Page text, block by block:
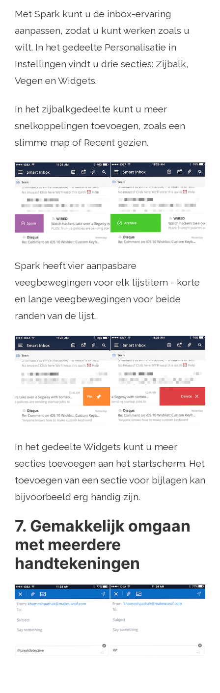
Met Spark kunt u de inbox-ervaring
aanpassen, zodat u kunt werken zoals u
wilt. In het gedeelte Personalisatie in
Instellingen vindt u drie secties: Zijbalk,
Vegen en Widgets.
In het zijbalkgedeelte kunt u meer
snelkoppelingen toevoegen, zoals een
slimme map of Recent gezien.
Spark heeft vier aanpasbare
veegbewegingen voor elk lijstitem - korte
en lange veegbewegingen voor beide
randen van de lijst.
In het gedeelte Widgets kunt u meer
secties toevoegen aan het startscherm. Het
toevoegen van een sectie voor bijlagen kan
bijvoorbeeld erg handig zijn.
7. Gemakkelijk omgaan
met meerdere
handtekeningen